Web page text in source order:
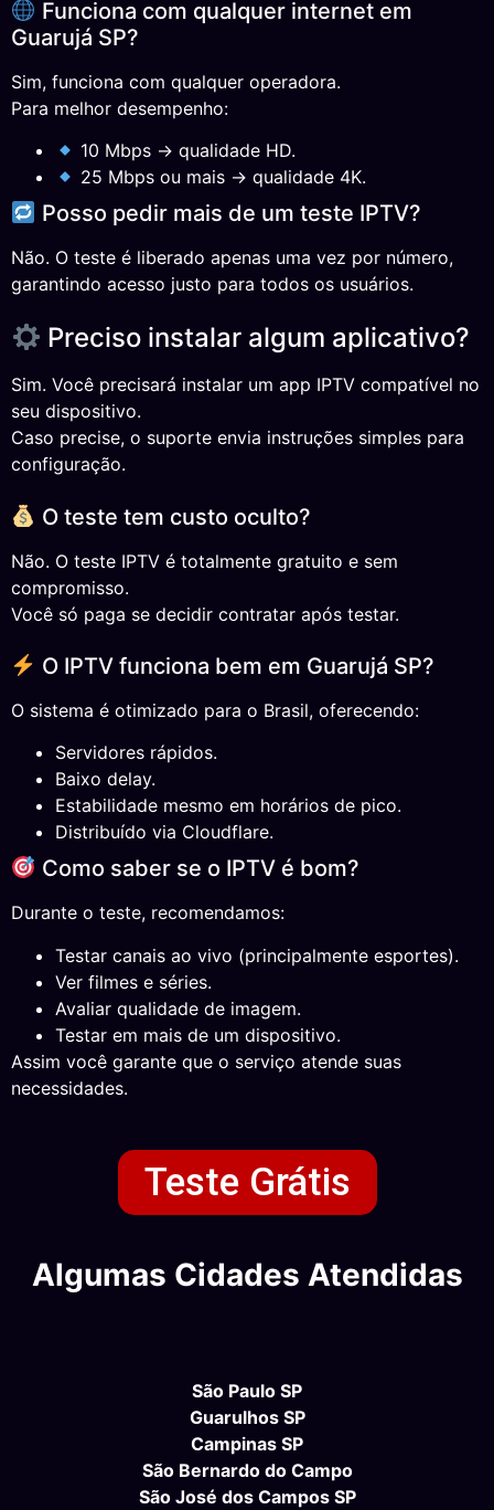
Funciona com qualquer internet em
Guarujá SP?
Sim, funciona com qualquer operadora.
Para melhor desempenho:
10 Mbps → qualidade HD.
25 Mbps ou mais → qualidade 4K.
Posso pedir mais de um teste IPTV?
Não. O teste é liberado apenas uma vez por número,
garantindo acesso justo para todos os usuários.
Preciso instalar algum aplicativo?
Sim. Você precisará instalar um app IPTV compatível no
seu dispositivo.
Caso precise, o suporte envia instruções simples para
configuração.
O teste tem custo oculto?
Não. O teste IPTV é totalmente gratuito e sem
compromisso.
Você só paga se decidir contratar após testar.
O IPTV funciona bem em Guarujá SP?
O sistema é otimizado para o Brasil, oferecendo:
Servidores rápidos.
Baixo delay.
Estabilidade mesmo em horários de pico.
Distribuído via Cloudflare.
Como saber se o IPTV é bom?
Durante o teste, recomendamos:
Testar canais ao vivo (principalmente esportes).
Ver filmes e séries.
Avaliar qualidade de imagem.
Testar em mais de um dispositivo.
Assim você garante que o serviço atende suas
necessidades.
Teste Grátis
Algumas Cidades Atendidas
São Paulo SP
Guarulhos SP
Campinas SP
São Bernardo do Campo
São José dos Campos SP